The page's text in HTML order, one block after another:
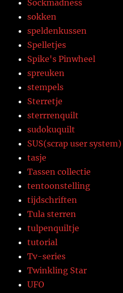
Sockmadness
sokken
speldenkussen
Spelletjes
Spike's Pinwheel
spreuken
stempels
Sterretje
sterrrenquilt
sudokuquilt
SUS(scrap user system)
tasje
Tassen collectie
tentoonstelling
tijdschriften
Tula sterren
tulpenquiltje
tutorial
Tv-series
Twinkling Star
UFO